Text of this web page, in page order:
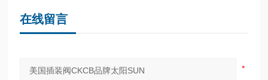
在线留言